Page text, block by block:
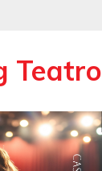
Teatro